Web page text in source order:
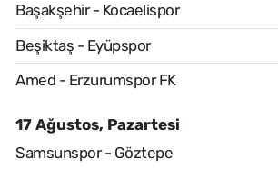
Başakşehir - Kocaelispor
Beşiktaş - Eyüpspor
Amed - Erzurumspor FK
17 Ağustos, Pazartesi
Samsunspor - Göztepe